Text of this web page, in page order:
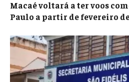
Macaé voltará a ter voos
Paulo a partir de fevereiro